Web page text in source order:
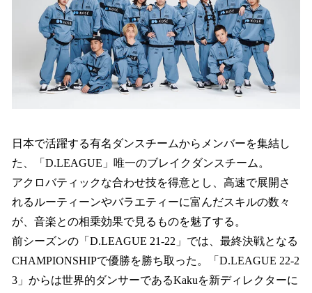
日本で活躍する有名ダンスチームからメンバーを集結し
た、「D.LEAGUE」唯一のブレイクダンスチーム。
アクロバティックな合わせ技を得意とし、高速で展開さ
れるルーティーンやバラエティーに富んだスキルの数々
が、音楽との相乗効果で見るものを魅了する。
前シーズンの「D.LEAGUE 21-22」では、最終決戦となる
CHAMPIONSHIPで優勝を勝ち取った。「D.LEAGUE 22-2
3」からは世界的ダンサーであるKakuを新ディレクターに